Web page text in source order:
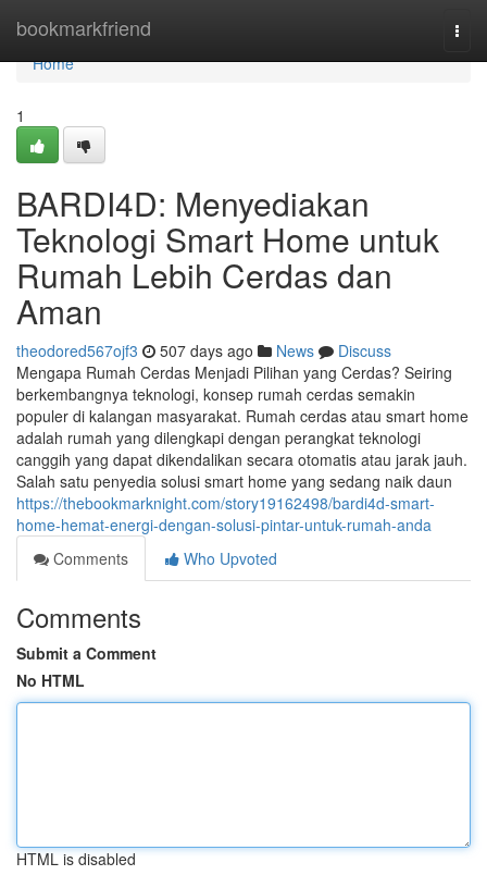
bookmarkfriend
Home
Home
1
BARDI4D: Menyediakan
Teknologi Smart Home untuk
Rumah Lebih Cerdas dan
Aman
theodored567ojf3 507 days ago News
Discuss
Mengapa Rumah Cerdas Menjadi Pilihan yang Cerdas? Seiring
berkembangnya teknologi, konsep rumah cerdas semakin
populer di kalangan masyarakat. Rumah cerdas atau smart home
adalah rumah yang dilengkapi dengan perangkat teknologi
canggih yang dapat dikendalikan secara otomatis atau jarak jauh.
Salah satu penyedia solusi smart home yang sedang naik daun
https://thebookmarknight.com/story19162498/bardi4d-smart-
home-hemat-energi-dengan-solusi-pintar-untuk-rumah-anda
Comments
Who Upvoted
Comments
Submit a Comment
No HTML
HTML is disabled